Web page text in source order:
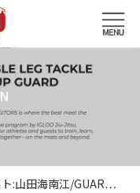
ト:山田海南江/GUAR…